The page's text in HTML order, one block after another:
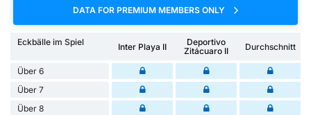
DATA FOR PREMIUM MEMBERS ONLY
Eckbälle im Spiel Inter Playa II
Deportivo
Zitácuaro II
Durchschnitt
Über 6
Über 7
Über 8